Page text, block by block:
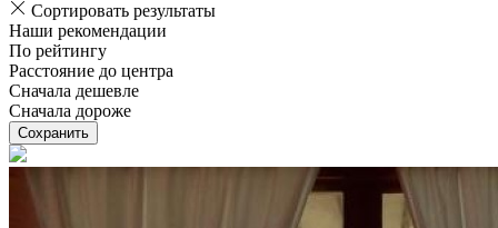
Сортировать результаты
Наши рекомендации
По рейтингу
Расстояние до центра
Сначала дешевле
Сначала дороже
Сохранить